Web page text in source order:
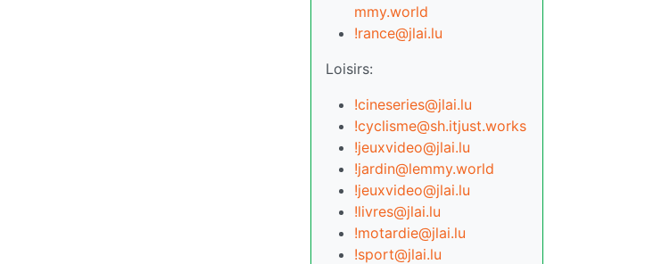
mmy.world
!rance@jlai.lu
Loisirs:
!cineseries@jlai.lu
!cyclisme@sh.itjust.works
!jeuxvideo@jlai.lu
!jardin@lemmy.world
!jeuxvideo@jlai.lu
!livres@jlai.lu
!motardie@jlai.lu
!sport@jlai.lu